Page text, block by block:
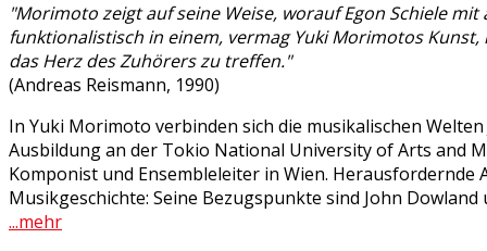
"Morimoto zeigt auf seine Weise, worauf Egon Schiele
funktionalistisch in einem, vermag Yuki Morimotos
das Herz des Zuhörers zu treffen."
(Andreas Reismann, 1990)
In Yuki Morimoto verbinden sich die musikalischen
Ausbildung an der Tokio National University of Arts and
Komponist und Ensembleleiter in Wien. Herausfordernde
Musikgeschichte: Seine Bezugspunkte sind John
...mehr